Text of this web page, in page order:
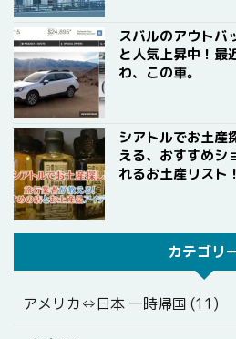
スバルのアウトバ
と人気上昇中！最
わ、この車。
シアトルでお土産
える、おすすめシ
れるお土産リスト！
カテゴリ
アメリカ⇔日本 一時帰国 (11)